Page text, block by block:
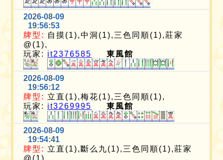
2026-08-09
19:56:53
牌型:
自摸(1),中洞(1),三色同順(1),莊家
@(1),
玩家: it2376585 東風館
2026-08-09
19:56:12
牌型: 立直(1),梅花(1),三色同順(1),
玩家: it3269995 東風館
2026-08-09
19:54:41
牌型: 立直(1),斷么九(1),三色同順(1),莊家
@(1),